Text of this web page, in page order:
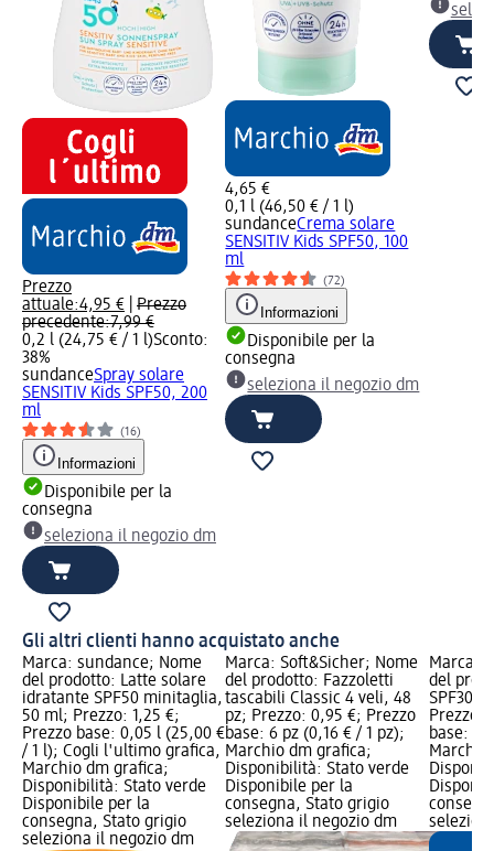
Prezzo
attuale:4,95 €
Prezzo
precedente:7,99 €
0,2 l (24,75 € / 1 l)Sconto:
38%
sundanceSpray solare
SENSITIV Kids SPF50, 200
ml
(16)
Informazioni
Disponibile per la
consegna
seleziona il negozio dm
4,65 €
0,1 l (46,50 € / 1 l)
sundanceCrema solare
SENSITIV Kids SPF50, 100
ml
(72)
Informazioni
Disponibile per la
consegna
seleziona il negozio dm
Gli altri clienti hanno acquistato anche
Marca: sundance; Nome
del prodotto: Latte solare
idratante SPF50 minitaglia,
50 ml; Prezzo: 1,25 €;
Prezzo base: 0,05 l (25,00 €
/ 1 l); Cogli l'ultimo grafica,
Marchio dm grafica;
Disponibilità: Stato verde
Disponibile per la
consegna, Stato grigio
seleziona il negozio dm
Marca: Soft&Sicher; Nome
del prodotto: Fazzoletti
tascabili Classic 4 veli, 48
pz; Prezzo: 0,95 €; Prezzo
base: 6 pz (0,16 € / 1 pz);
Marchio dm grafica;
Disponibilità: Stato verde
Disponibile per la
consegna, Stato grigio
seleziona il negozio dm
Marca:
del
SPF30
Prezzo:
base:
Marchio